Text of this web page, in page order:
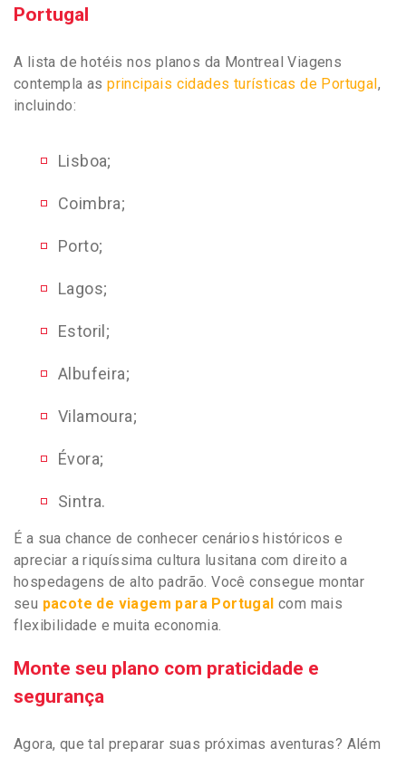
Portugal
A lista de hotéis nos planos da Montreal Viagens
contempla asprincipais cidades turísticas de Portugal,
incluindo:
Lisboa;
Coimbra;
Porto;
Lagos;
Estoril;
Albufeira;
Vilamoura;
Évora;
Sintra.
É a sua chance de conhecer cenários históricos e
apreciar a riquíssima cultura lusitana com direito a
hospedagens de alto padrão. Você consegue montar
seu pacote de viagem para Portugal com mais
flexibilidade e muita economia.
Monte seu plano com praticidade e
segurança
Agora, que tal preparar suas próximas aventuras? Além